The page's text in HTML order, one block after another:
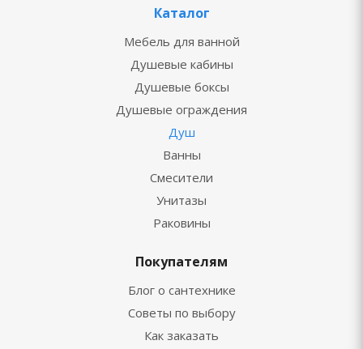
Каталог
Мебель для ванной
Душевые кабины
Душевые боксы
Душевые ограждения
Душ
Ванны
Смесители
Унитазы
Раковины
Покупателям
Блог о сантехнике
Советы по выбору
Как заказать